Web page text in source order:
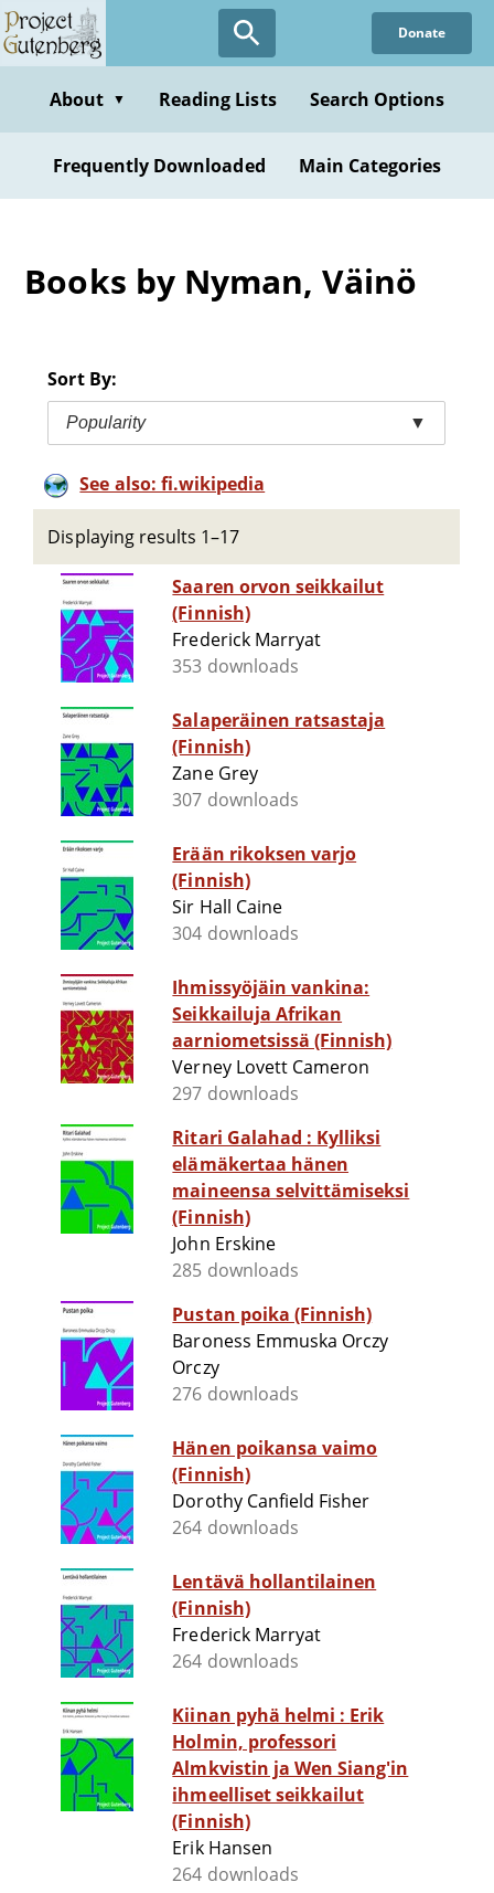
Skip
to
content
Donate
About ▼ Reading Lists Search Options
Frequently Downloaded Main Categories
Books by Nyman, Väinö
Sort By:
Popularity ▼
See also: fi.wikipedia
Displaying results 1–17
Saaren orvon seikkailut
(Finnish)
Frederick Marryat
353 downloads
Salaperäinen ratsastaja
(Finnish)
Zane Grey
307 downloads
Erään rikoksen varjo
(Finnish)
Sir Hall Caine
304 downloads
Ihmissyöjäin vankina:
Seikkailuja Afrikan
aarniometsissä (Finnish)
Verney Lovett Cameron
297 downloads
Ritari Galahad : Kylliksi
elämäkertaa hänen
maineensa selvittämiseksi
(Finnish)
John Erskine
285 downloads
Pustan poika (Finnish)
Baroness Emmuska Orczy
Orczy
276 downloads
Hänen poikansa vaimo
(Finnish)
Dorothy Canfield Fisher
264 downloads
Lentävä hollantilainen
(Finnish)
Frederick Marryat
264 downloads
Kiinan pyhä helmi : Erik
Holmin, professori
Almkvistin ja Wen Siang'in
ihmeelliset seikkailut
(Finnish)
Erik Hansen
264 downloads